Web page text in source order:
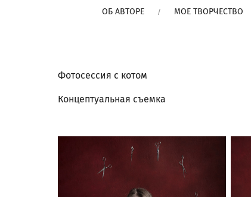
ОБ АВТОРЕ МОЕ ТВОРЧЕСТВО
Фотосессия с котом
Концептуальная съемка